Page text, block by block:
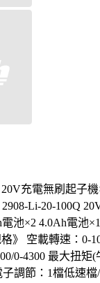
充電無刷起子
Li-20-100Q
池×2 4.0Ah電池
》 空載轉速：0-
0-4300 最大扭矩
調節：1檔低速